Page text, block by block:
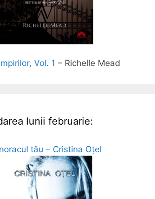
Vol. 1 – Richelle Mead
lunii februarie:
tău – Cristina Oțel